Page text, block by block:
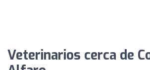
Veterinarios cerca de